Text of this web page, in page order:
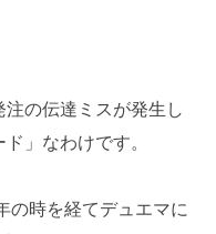
の伝達ミスが発生し
」なわけです。
の時を経てデュエマに